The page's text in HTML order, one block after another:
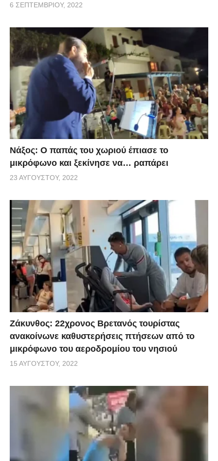
6 ΣΕΠΤΕΜΒΡΊΟΥ, 2022
Νάξος: Ο παπάς του χωριού έπιασε το
μικρόφωνο και ξεκίνησε να… ραπάρει
23 ΑΥΓΟΎΣΤΟΥ, 2022
Ζάκυνθος: 22χρονος Βρετανός τουρίστας
ανακοίνωνε καθυστερήσεις πτήσεων από το
μικρόφωνο του αεροδρομίου του νησιού
15 ΑΥΓΟΎΣΤΟΥ, 2022